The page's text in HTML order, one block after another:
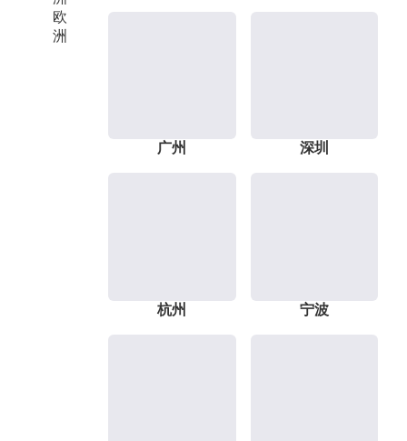
欧
洲
广州 深圳
杭州 宁波